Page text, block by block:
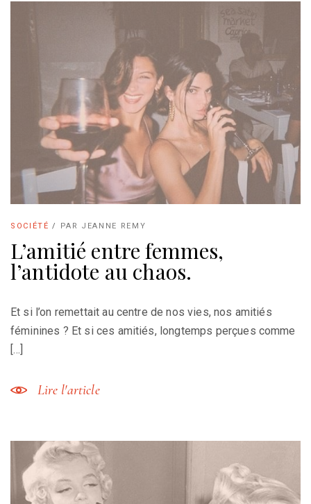
SOCIÉTÉ / PAR JEANNE REMY
L’amitié entre femmes,
l’antidote au chaos.
Et si l’on remettait au centre de nos vies, nos amitiés
féminines ? Et si ces amitiés, longtemps perçues comme
[…]
Lire l'article